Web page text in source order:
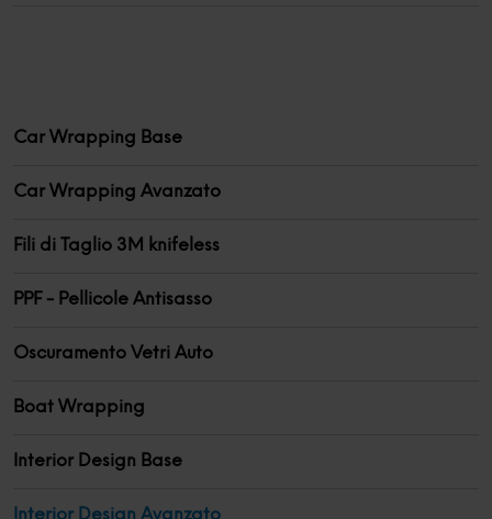
Car Wrapping Base
Car Wrapping Avanzato
Fili di Taglio 3M knifeless
PPF - Pellicole Antisasso
Oscuramento Vetri Auto
Boat Wrapping
Interior Design Base
Interior Design Avanzato